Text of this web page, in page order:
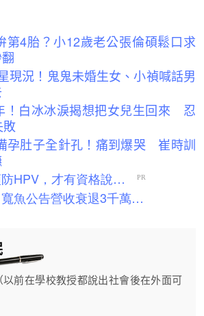
第4胎？小12歲老公張倫碩鬆口求
現況！鬼鬼未婚生女、小禎喊話男
！白冰冰淚揭想把女兒生回來 忍
敗
孕肚子全針孔！痛到爆哭 崔時訓
前在學校教授都說出社會後在外面可